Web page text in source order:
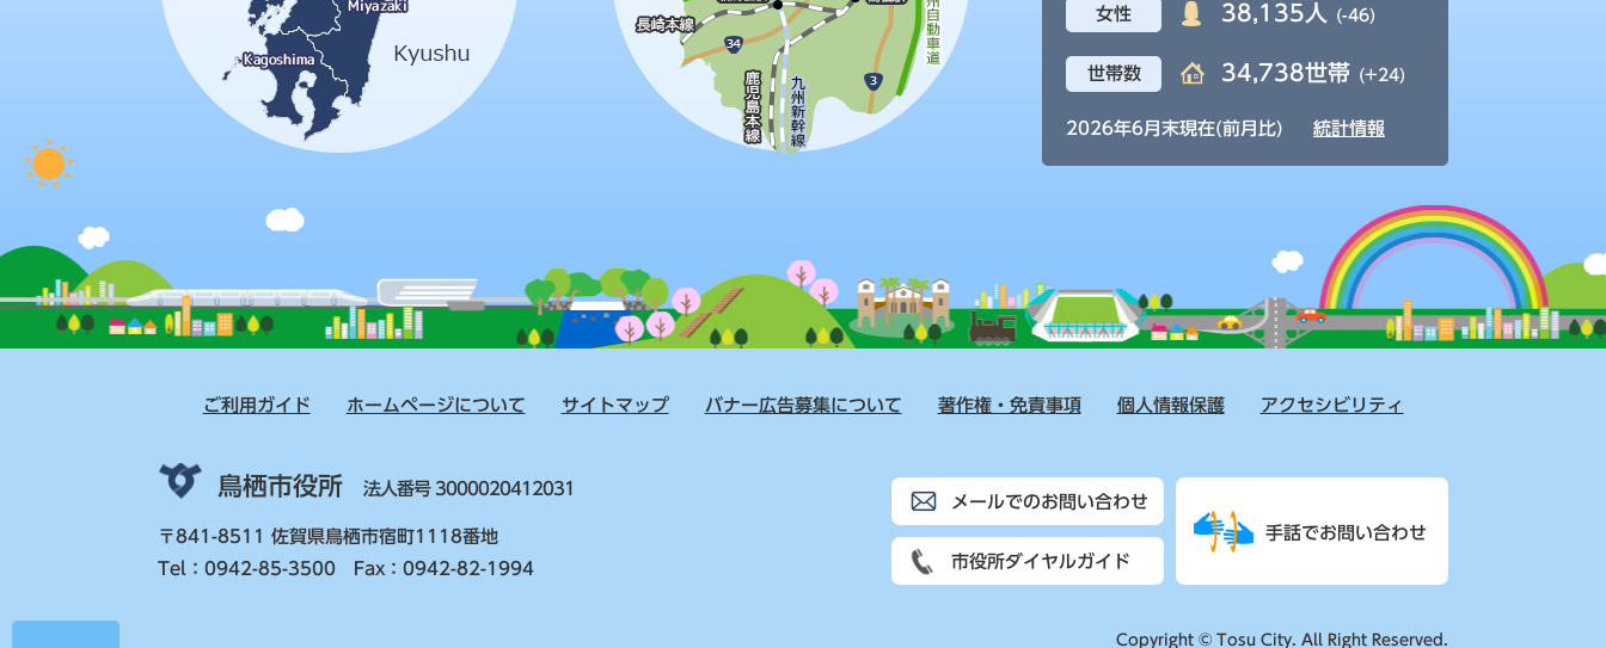
女性 38,135人 (-46)
世帯数 34,738世帯 (+24)
2026年6月末現在(前月比) 統計情報
ご利用ガイド ホームページについて サイトマップ バナー広告募集について 著作権・免責事項 個人情報保護 アクセシビリティ
鳥栖市役所 法人番号 3000020412031
〒841-8511 佐賀県鳥栖市宿町1118番地
Tel：0942-85-3500 Fax：0942-82-1994
メールでのお問い合わせ
市役所ダイヤルガイド
手話でお問い合わせ
Copyright © Tosu City. All Right Reserved.